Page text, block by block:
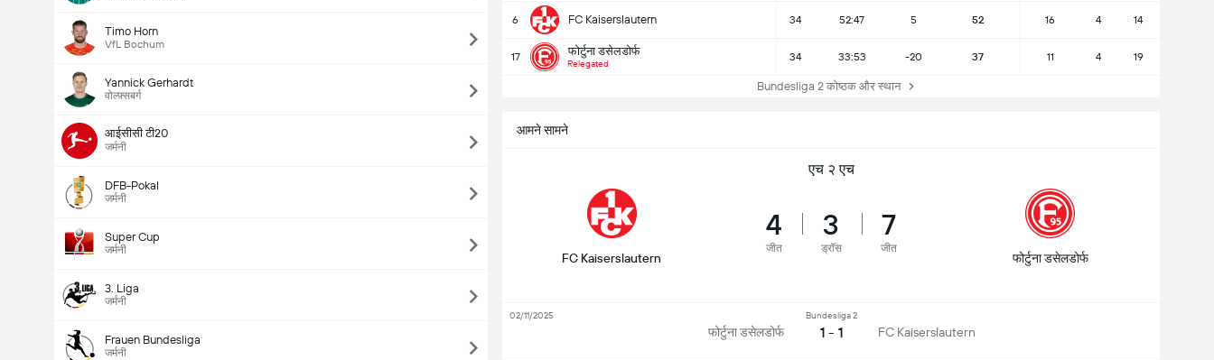
Timo Horn
VfL Bochum
Yannick Gerhardt
वोल्फ़्सबर्ग
आईसीसी टी20
जर्मनी
DFB-Pokal
जर्मनी
Super Cup
जर्मनी
3. Liga
जर्मनी
Frauen Bundesliga
जर्मनी
6 FC Kaiserslautern 34 52:47 5 52 16 4 14
17 फोर्टुना डसेलडोर्फ
Relegated
34 33:53 -20 37 11 4 19
Bundesliga 2 कोष्ठक और स्थान
आमने सामने
एच २ एच
FC Kaiserslautern
4
जीत
3
ड्रॉस
7
जीत
फोर्टुना डसेलडोर्फ
फोर्टुना डसेलडोर्फ
Bundesliga 2
1 - 1 FC Kaiserslautern
02/11/2025